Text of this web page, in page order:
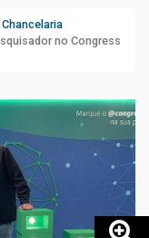
no Congress